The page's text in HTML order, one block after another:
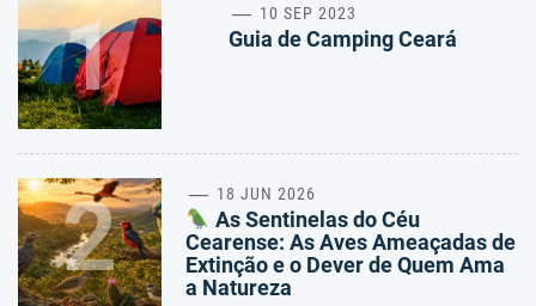
1 10 SEP 2023
Guia de Camping Ceará
2 18 JUN 2026
As Sentinelas do Céu
Cearense: As Aves Ameaçadas de
Extinção e o Dever de Quem Ama
a Natureza